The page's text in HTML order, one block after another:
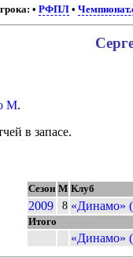
• РФПЛ•
М.
в запасе.
Сезон М Клуб
2009 8 «Динамо»
Итого
«Динамо»